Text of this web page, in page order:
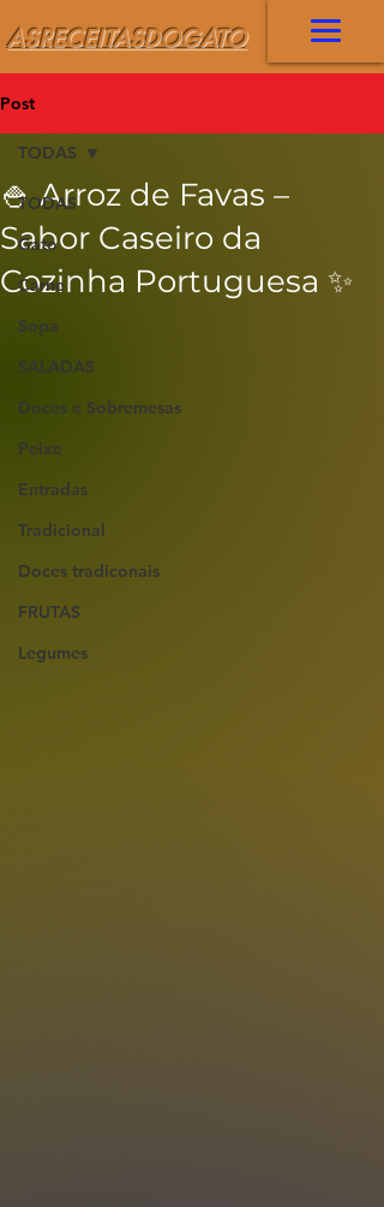
ASRECEITASDOGATO
Post
TODAS
Gato
Carne
Sopa
SALADAS
Doces e Sobremesas
Peixe
Entradas
Tradicional
Doces tradiconais
FRUTAS
Legumes
TODAS
🍚 Arroz de Favas –
Sabor Caseiro da
Cozinha Portuguesa ✨